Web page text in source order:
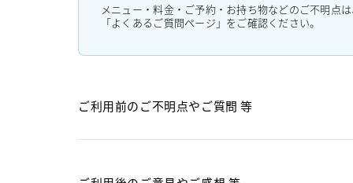
メニュー・料金・ご予約・お持ち物などのご不明点
「よくあるご質問ページ」をご確認ください。
ご利用前のご不明点やご質問 等